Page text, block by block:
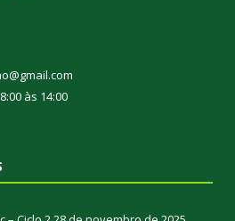
às 14:00